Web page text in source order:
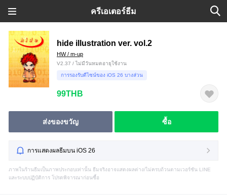
ครีเอเตอร์ธีม
hide illustration ver. vol.2
HW / m-up
V2.37 / ไม่มีวันหมดอายุใช้งาน
การรองรับดีไซน์ของ iOS 26 บางส่วน
99THB
ส่งของขวัญ ซื้อ
การแสดงผลธีมบน iOS 26
ภาพในร้านธีมเป็นภาพประกอบเท่านั้น ธีมจริงอาจแสดงผลต่าง/ไม่ครบถ้วนตามเวอร์ชัน LINE
และระบบปฏิบัติการ โปรดพิจารณาก่อนซื้อ